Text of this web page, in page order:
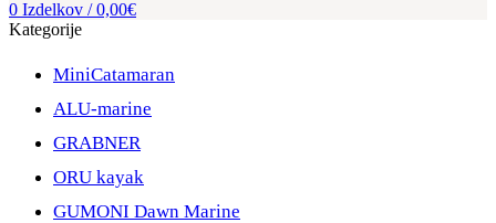
0 Izdelkov / 0,00€
Kategorije
MiniCatamaran
ALU-marine
GRABNER
ORU kayak
GUMONI Dawn Marine